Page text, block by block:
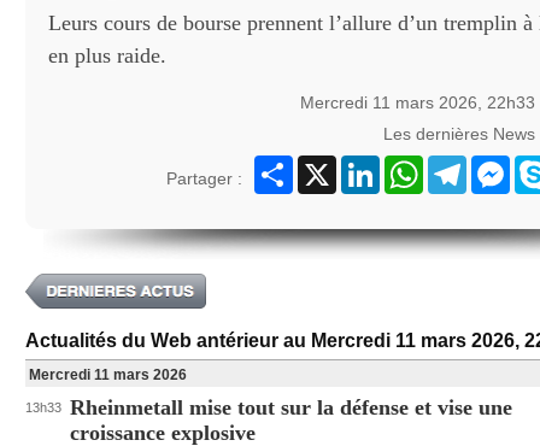
Leurs cours de bourse prennent l’allure d’un tremplin
en plus raide.
Mercredi 11 mars 2026,
Les dernières
Partager :
Partager
X LinkedInWhatsAppTelegram
Actualités du Web antérieur au Mercredi 11 mars 2026,
Mercredi 11 mars 2026
13h33 Rheinmetall mise tout sur la défense et vise une
croissance explosive